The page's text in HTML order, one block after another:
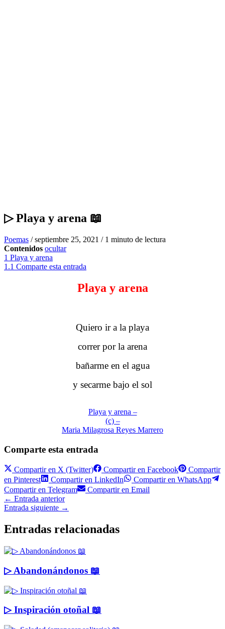
▷ Playa y arena 📖
Poemas /septiembre 25, 2021 / 1 minuto de lectura
Contenidos ocultar
1 Playa y arena
1.1 Comparte esta entrada
Playa y arena
Quiero ir a la playa
correr por la arena
bañarme en el agua
y secarme bajo el sol
Playa y arena –
(c) –
Maria Milagrosa Reyes Marrero
Comparte esta entrada
Compartir en X (Twitter) Compartir en Facebook
Compartir
en Pinterest Compartir en LinkedIn Compartir en WhatsApp
Compartir en Telegram Compartir en Email
← Entrada anterior
Entrada siguiente →
Entradas relacionadas
▷ Abandonándonos 📖
▷ Inspiración otoñal 📖